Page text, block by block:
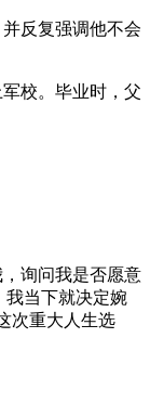
反复强调他不会
校。毕业时，父
询问我是否愿意
我当下就决定婉
次重大人生选